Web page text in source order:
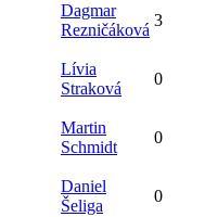
Dagmar
Rezničáková
3
Lívia
Straková
0
Martin
Schmidt
0
Daniel
Šeliga
0